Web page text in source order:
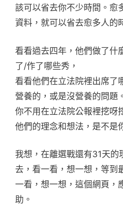
該可以省去你不少時間。愈
資料，就可以省去愈多人的
看看過去四年，他們做了什
了/作了哪些秀，
看看他們在立法院裡出席了
營養的，或是沒營養的問題
你不用在立法院公報裡挖呀
他們的理念和想法，是不是
我想，在離選戰還有31天的
去，看一看，想一想，等到
一看，想一想，這個網頁，
助。